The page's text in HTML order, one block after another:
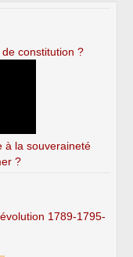
constitution ?
à la souveraineté
?
1789-1795-